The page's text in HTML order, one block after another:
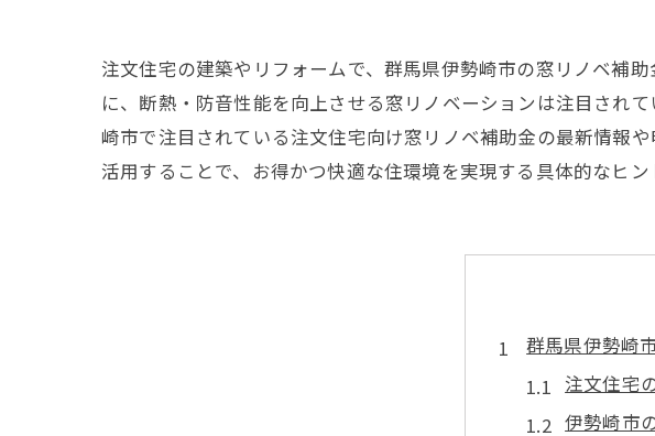
注文住宅の建築やリフォームで、群馬県伊勢崎市の窓リノベ補
に、断熱・防音性能を向上させる窓リノベーションは注目され
崎市で注目されている注文住宅向け窓リノベ補助金の最新情報
活用することで、お得かつ快適な住環境を実現する具体的なヒン
群馬県伊勢崎
注文住宅
伊勢崎市